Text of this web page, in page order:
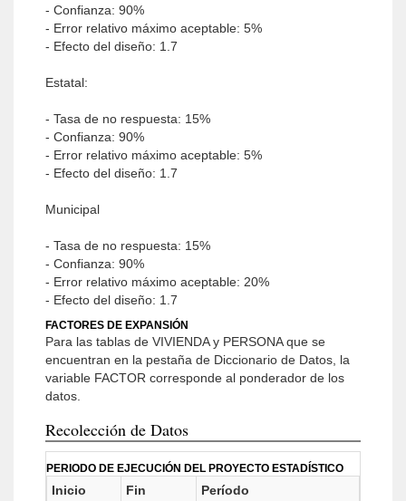
- Confianza: 90%
- Error relativo máximo aceptable: 5%
- Efecto del diseño: 1.7
Estatal:
- Tasa de no respuesta: 15%
- Confianza: 90%
- Error relativo máximo aceptable: 5%
- Efecto del diseño: 1.7
Municipal
- Tasa de no respuesta: 15%
- Confianza: 90%
- Error relativo máximo aceptable: 20%
- Efecto del diseño: 1.7
FACTORES DE EXPANSIÓN
Para las tablas de VIVIENDA y PERSONA que se
encuentran en la pestaña de Diccionario de Datos, la
variable FACTOR corresponde al ponderador de los
datos.
Recolección de Datos
PERIODO DE EJECUCIÓN DEL PROYECTO ESTADÍSTICO
Inicio Fin
Período